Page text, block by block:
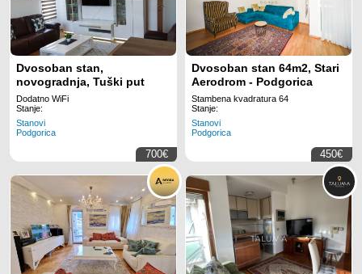
Dvosoban stan,
novogradnja, Tuški put
Dodatno WiFi
Stanje:
Stanovi
Podgorica
700€
Dvosoban stan 64m2, Stari
Aerodrom - Podgorica
Stambena kvadratura 64
Stanje:
Stanovi
Podgorica
450€